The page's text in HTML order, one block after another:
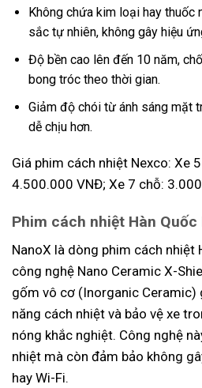
Không chứa kim loại hay thuốc
sắc tự nhiên, không gây hiệu
Độ bền cao lên đến 10 năm,
bong tróc theo thời gian.
Giảm độ chói từ ánh sáng mặt
dễ chịu hơn.
Giá phim cách nhiệt Nexco: Xe
4.500.000 VNĐ; Xe 7 chỗ:
Phim cách nhiệt Hàn Quốc
NanoX là dòng phim cách nhiệt
công nghệ Nano Ceramic X-
gốm vô cơ (Inorganic Ceramic)
năng cách nhiệt và bảo vệ xe
nóng khắc nghiệt. Công nghệ
nhiệt mà còn đảm bảo không
hay Wi-Fi.